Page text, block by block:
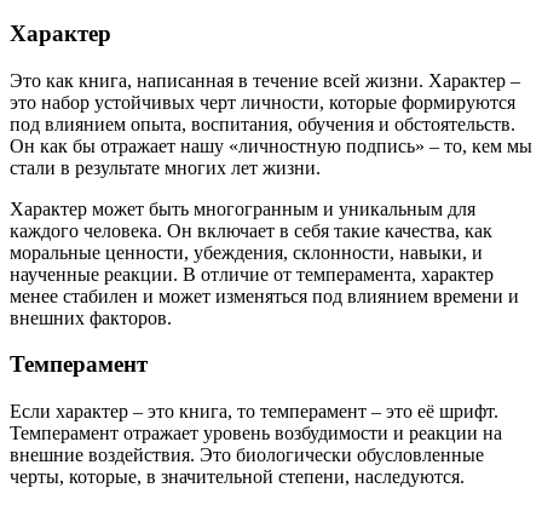
Характер
Это как книга, написанная в течение всей жизни. Характер –
это набор устойчивых черт личности, которые формируются
под влиянием опыта, воспитания, обучения и обстоятельств.
Он как бы отражает нашу «личностную подпись» – то, кем мы
стали в результате многих лет жизни.
Характер может быть многогранным и уникальным для
каждого человека. Он включает в себя такие качества, как
моральные ценности, убеждения, склонности, навыки, и
наученные реакции. В отличие от темперамента, характер
менее стабилен и может изменяться под влиянием времени и
внешних факторов.
Темперамент
Если характер – это книга, то темперамент – это её шрифт.
Темперамент отражает уровень возбудимости и реакции на
внешние воздействия. Это биологически обусловленные
черты, которые, в значительной степени, наследуются.